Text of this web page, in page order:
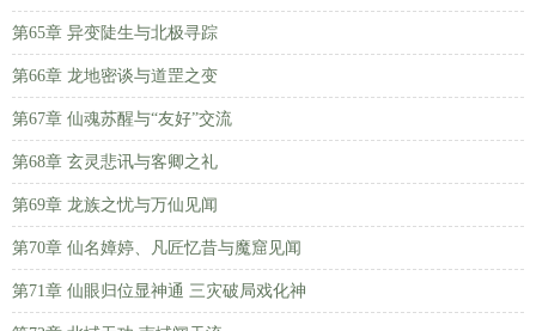
第65章 异变陡生与北极寻踪
第66章 龙地密谈与道罡之变
第67章 仙魂苏醒与“友好”交流
第68章 玄灵悲讯与客卿之礼
第69章 龙族之忧与万仙见闻
第70章 仙名嫜婷、凡匠忆昔与魔窟见闻
第71章 仙眼归位显神通 三灾破局戏化神